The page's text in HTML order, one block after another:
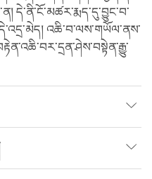
དེ་ནི་ངོ་མཚར་རྨད་དུ་བྱུང་བ་
འཆི་བ་ལས་གཡོལ་ནས་